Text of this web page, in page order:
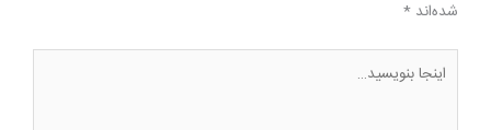
شده‌اند *
اینجا
بنویسید…